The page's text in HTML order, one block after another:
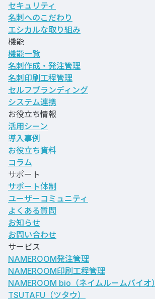
セキュリティ
名刺へのこだわり
エシカルな取り組み
機能
機能一覧
名刺作成・発注管理
名刺印刷工程管理
セルフブランディング
システム連携
お役立ち情報
活用シーン
導入事例
お役立ち資料
コラム
サポート
サポート体制
ユーザーコミュニティ
よくある質問
お知らせ
お問い合わせ
サービス
NAMEROOM発注管理
NAMEROOM印刷工程管理
NAMEROOM bio （ネイムルームバイオ）
TSUTAFU（ツタウ）